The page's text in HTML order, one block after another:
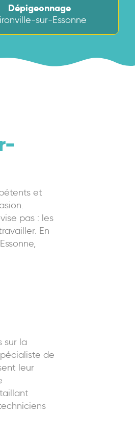
Dépigeonnage
sur-Essonne
et
pas : les
En
sur la
de
leur